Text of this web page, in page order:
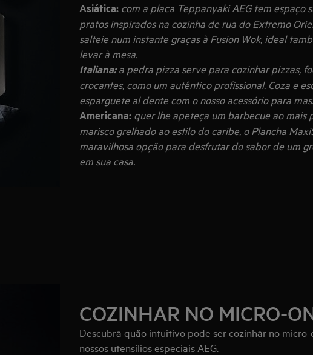
Asiática: com a placa Teppanyaki AEG tem espaço
pratos inspirados na cozinha de rua do Extremo
salteie num instante graças à Fusion Wok, ideal
levar à mesa.
Italiana:a pedra pizza serve para cozinhar pizzas,
crocantes, como um autêntico profissional. Coza e
esparguete al dente com o nosso acessório para
Americana: quer lhe apeteça um barbecue ao mais
marisco grelhado ao estilo do caribe, o Plancha
maravilhosa opção para desfrutar do sabor de um
em sua casa.
COZINHAR NO MICRO-
Descubra quão intuitivo pode ser cozinhar no micro-
nossos utensílios especiais AEG.